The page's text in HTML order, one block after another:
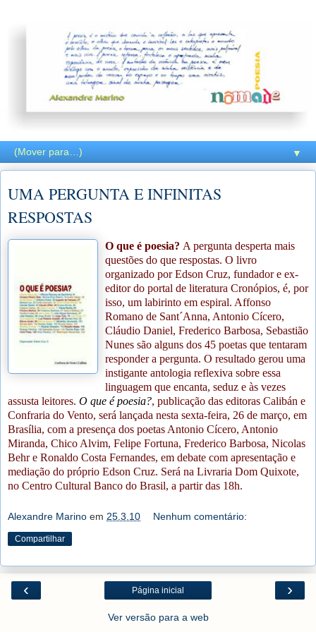
▼
UMA PERGUNTA E INFINITAS
RESPOSTAS
O que é poesia? A pergunta desperta mais
questões do que respostas. O livro
organizado por Edson Cruz, fundador e ex-
editor do portal de literatura Cronópios, é, por
isso, um labirinto em espiral. Affonso
Romano de Sant´Anna, Antonio Cícero,
Cláudio Daniel, Frederico Barbosa, Sebastião
Nunes são alguns dos 45 poetas que tentaram
responder a pergunta. O resultado gerou uma
instigante antologia reflexiva sobre essa
linguagem que encanta, seduz e às vezes
assusta leitores. O que é poesia?, publicação das editoras Calibán e
Confraria do Vento, será lançada nesta sexta-feira, 26 de março, em
Brasília, com a presença dos poetas Antonio Cícero, Antonio
Miranda, Chico Alvim, Felipe Fortuna, Frederico Barbosa, Nicolas
Behr e Ronaldo Costa Fernandes, em debate com apresentação e
mediação do próprio Edson Cruz. Será na Livraria Dom Quixote,
no Centro Cultural Banco do Brasil, a partir das 18h.
Alexandre Marino em 25.3.10 Nenhum comentário:
Compartilhar
‹ ›
Página inicial
Ver versão para a web